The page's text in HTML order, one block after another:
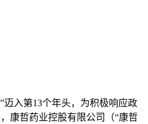
迈入第13个年头，为积极响应政
康哲药业控股有限公司（“康哲